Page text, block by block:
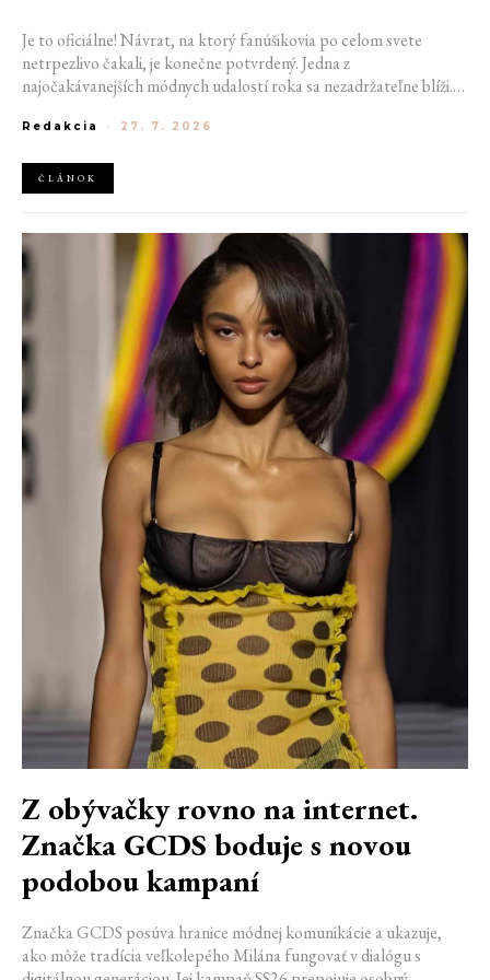
Je to oficiálne! Návrat, na ktorý fanúšikovia po celom svete
netrpezlivo čakali, je konečne potvrdený. Jedna z
najočakávanejších módnych udalostí roka sa nezadržateľne blíži.
veľké novinky. Organizátori už prezradili miesto konania
prejde po ikonickom móle.
Redakcia - 27. 7. 2026
ČLÁNOK
Z obývačky rovno na internet.
Značka GCDS boduje s novou
podobou kampaní
Značka GCDS posúva hranice módnej komunikácie a ukazuje,
ako môže tradícia veľkolepého Milána fungovať v dialógu s